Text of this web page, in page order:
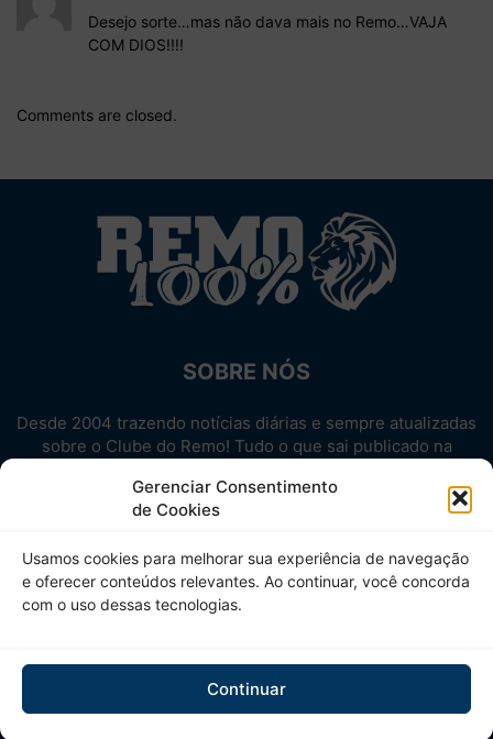
Gerenciar Consentimento
de Cookies
Usamos cookies para melhorar sua experiência de navegação
e oferecer conteúdos relevantes. Ao continuar, você concorda
com o uso dessas tecnologias.
Continuar
Desejo sorte…mas não dava mais no Remo…VAJA
COM DIOS!!!!
Comments are closed.
SOBRE NÓS
Desde 2004 trazendo notícias diárias e sempre atualizadas
sobre o Clube do Remo! Tudo o que sai publicado na
Aproveite! Site não-oficial.
SIGA-NOS